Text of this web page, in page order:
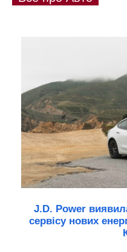
J.D. Power
сервісу нових